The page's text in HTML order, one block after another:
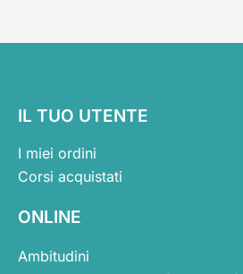
IL TUO UTENTE
I miei ordini
Corsi acquistati
ONLINE
Ambitudini